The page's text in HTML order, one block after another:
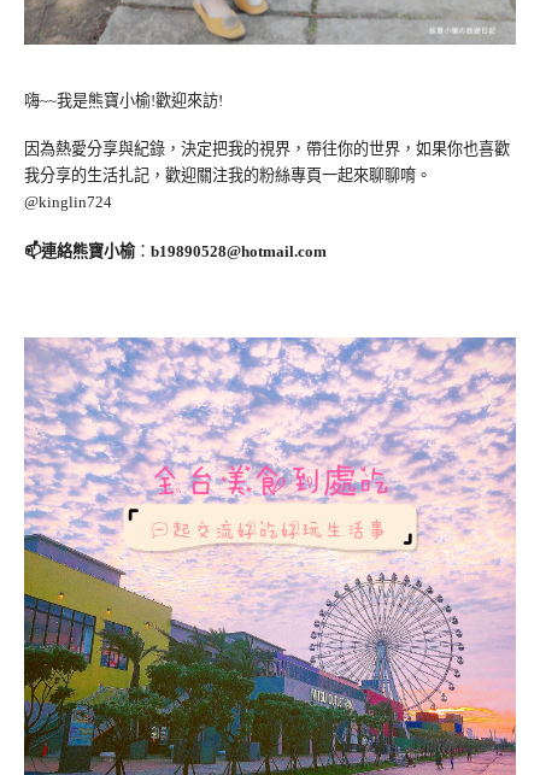
嗨~~我是熊寶小榆!歡迎來訪!
因為熱愛分享與紀錄，決定把我的視界，帶往你的世界，如果你也喜歡
我分享的生活扎記，歡迎關注我的粉絲專頁一起來聊聊唷。
@kinglin724
📫連絡熊寶小榆： b19890528@hotmail.com